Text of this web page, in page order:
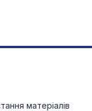
матеріалів